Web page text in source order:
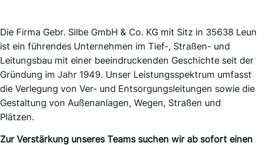
Die Firma Gebr. Silbe GmbH & Co. KG mit Sitz in 35638 Leun
ist ein führendes Unternehmen im Tief-, Straßen- und
Leitungsbau mit einer beeindruckenden Geschichte seit der
Gründung im Jahr 1949. Unser Leistungsspektrum umfasst
die Verlegung von Ver- und Entsorgungsleitungen sowie die
Gestaltung von Außenanlagen, Wegen, Straßen und
Plätzen.
Zur Verstärkung unseres Teams suchen wir ab sofort einen